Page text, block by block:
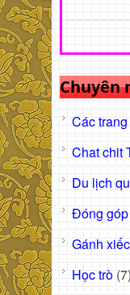
Chuyên
Các
Chat chit
Du lịch
Đóng
Gánh
Học trò (7)